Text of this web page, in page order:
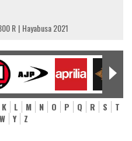
R Hayabusa 2021
K L M N O P Q R S
T
W Y Z